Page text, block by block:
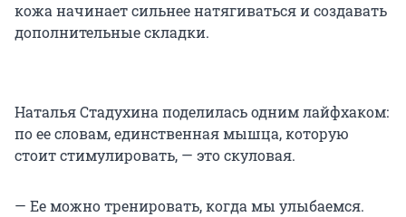
кожа начинает сильнее натягиваться и создавать
дополнительные складки.
Наталья Стадухина поделилась одним лайфхаком:
по ее словам, единственная мышца, которую
стоит стимулировать, — это скуловая.
— Ее можно тренировать, когда мы улыбаемся.